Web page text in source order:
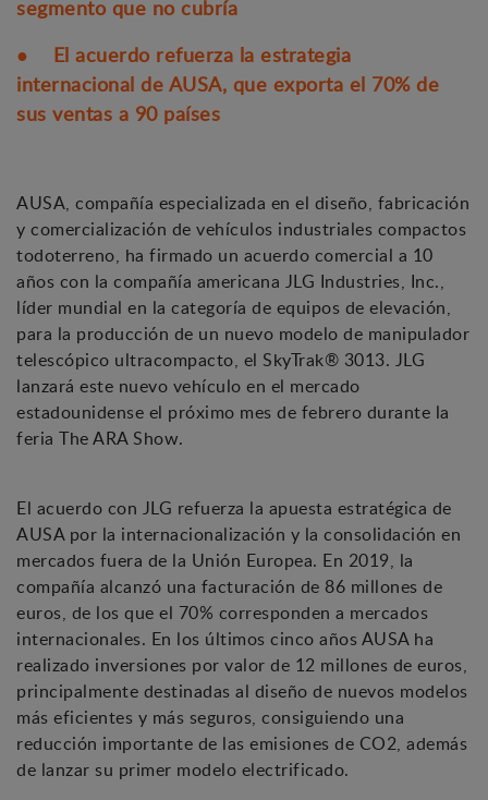
segmento que no cubría
● El acuerdo refuerza la estrategia
internacional de AUSA, que exporta el 70% de
sus ventas a 90 países
AUSA, compañía especializada en el diseño, fabricación
y comercialización de vehículos industriales compactos
todoterreno, ha firmado un acuerdo comercial a 10
años con la compañía americana JLG Industries, Inc.,
líder mundial en la categoría de equipos de elevación,
para la producción de un nuevo modelo de manipulador
telescópico ultracompacto, el SkyTrak® 3013. JLG
lanzará este nuevo vehículo en el mercado
estadounidense el próximo mes de febrero durante la
feria The ARA Show.
El acuerdo con JLG refuerza la apuesta estratégica de
AUSA por la internacionalización y la consolidación en
mercados fuera de la Unión Europea. En 2019, la
compañía alcanzó una facturación de 86 millones de
euros, de los que el 70% corresponden a mercados
internacionales. En los últimos cinco años AUSA ha
realizado inversiones por valor de 12 millones de euros,
principalmente destinadas al diseño de nuevos modelos
más eficientes y más seguros, consiguiendo una
reducción importante de las emisiones de CO2, además
de lanzar su primer modelo electrificado.